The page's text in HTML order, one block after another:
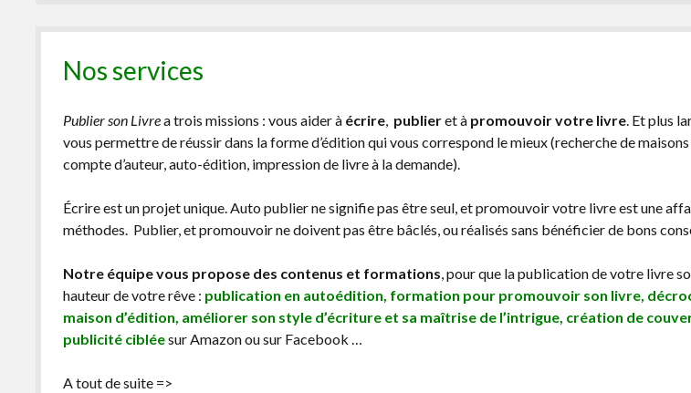
Nos services
Publier son Livrea trois missions : vous aider à écrire, publieret à promouvoir votre livre. Et plus
vous permettre de réussir dans la forme d’édition qui vous correspond le mieux (recherche de maisons
compte d’auteur, auto-édition, impression de livre à la demande).
Écrire est un projet unique. Auto publier ne signifie pas être seul, et promouvoir votre livre est une
méthodes. Publier, et promouvoir ne doivent pas être bâclés, ou réalisés sans bénéficier de bons
Notre équipe vous propose des contenus et formations, pour que la publication de votre livre
hauteur de votre rêve : publication en autoédition, formation pour promouvoir son livre,
maison d’édition, améliorer son style d’écriture et sa maîtrise de l’intrigue, création de
publicité cibléesur Amazon ou sur Facebook …
A tout de suite =>